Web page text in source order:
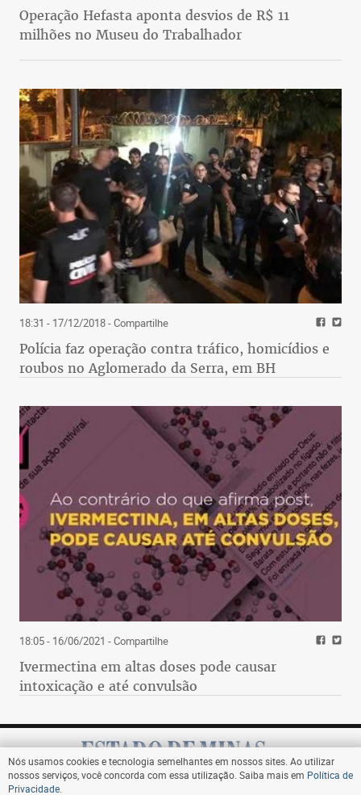
Nós usamos cookies e tecnologia semelhantes em nossos sites. Ao utilizar
nossos serviços, você concorda com essa utilização. Saiba mais em Política de
Privacidade
Operação Hefasta aponta desvios de R$ 11
milhões no Museu do Trabalhador
18:31 - 17/12/2018- Compartilhe
Polícia faz operação contra tráfico, homicídios e
roubos no Aglomerado da Serra, em BH
18:05 - 16/06/2021 - Compartilhe
Ivermectina em altas doses pode causar
intoxicação e até convulsão